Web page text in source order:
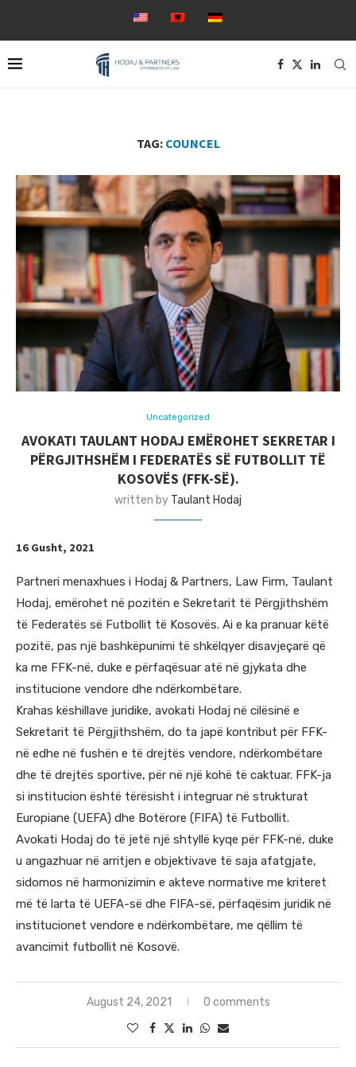
TAG: COUNCEL
Uncategorized
AVOKATI TAULANT HODAJ EMËROHET SEKRETAR I
PËRGJITHSHËM I FEDERATËS SË FUTBOLLIT TË
KOSOVËS (FFK-SË).
written by Taulant Hodaj
16 Gusht, 2021
Partneri menaxhues i Hodaj & Partners, Law Firm, Taulant
Hodaj, emërohet në pozitën e Sekretarit të Përgjithshëm
të Federatës së Futbollit të Kosovës. Ai e ka pranuar këtë
pozitë, pas një bashkëpunimi të shkëlqyer disavjeçarë që
ka me FFK-në, duke e përfaqësuar atë në gjykata dhe
institucione vendore dhe ndërkombëtare.
Krahas këshillave juridike, avokati Hodaj në cilësinë e
Sekretarit të Përgjithshëm, do ta japë kontribut për FFK-
në edhe në fushën e të drejtës vendore, ndërkombëtare
dhe të drejtës sportive, për në një kohë të caktuar. FFK-ja
si institucion është tërësisht i integruar në strukturat
Europiane (UEFA) dhe Botërore (FIFA) të Futbollit.
Avokati Hodaj do të jetë një shtyllë kyqe për FFK-në, duke
u angazhuar në arritjen e objektivave të saja afatgjate,
sidomos në harmonizimin e akteve normative me kriteret
më të larta të UEFA-së dhe FIFA-së, përfaqësim juridik në
institucionet vendore e ndërkombëtare, me qëllim të
avancimit futbollit në Kosovë.
August 24, 2021 0 comments